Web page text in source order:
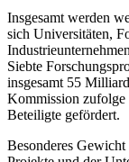
Insgesamt werden
sich Universitäten,
Siebte
insgesamt 55
Kommission zufolge
Beteiligte gefördert.
Besonderes